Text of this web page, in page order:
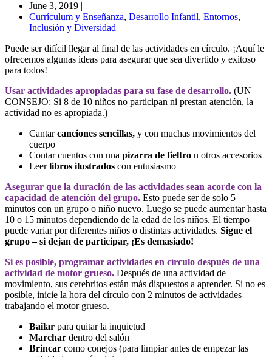
June 3, 2019 |
Currículum y Enseñanza, Desarrollo Infantil, Entornos,
Inclusión y Diversidad
Puede ser difícil llegar al final de las actividades en círculo. ¡Aquí le
ofrecemos algunas ideas para asegurar que sea divertido y exitoso
para todos!
Usar actividades apropiadas para su fase de desarrollo. (UN
CONSEJO: Si 8 de 10 niños no participan ni prestan atención, la
actividad no es apropiada.)
Cantarcanciones sencillas, y con muchas movimientos del
cuerpo
Contar cuentos con una pizarra de fieltro u otros accesorios
Leerlibros ilustrados con entusiasmo
Asegurar que la duración de las actividades sean acorde con la
capacidad de atención del grupo. Esto puede ser de solo 5
minutos con un grupo o niño nuevo. Luego se puede aumentar hasta
10 o 15 minutos dependiendo de la edad de los niños. El tiempo
puede variar por diferentes niños o distintas actividades. Sigue el
grupo – si dejan de participar, ¡Es demasiado!
Si es posible, programar actividades en círculo después de una
actividad de motor grueso. Después de una actividad de
movimiento, sus cerebritos están más dispuestos a aprender. Si no es
posible, inicie la hora del círculo con 2 minutos de actividades
trabajando el motor grueso.
Bailar para quitar la inquietud
Marchar dentro del salón
Brincar como conejos (para limpiar antes de empezar las